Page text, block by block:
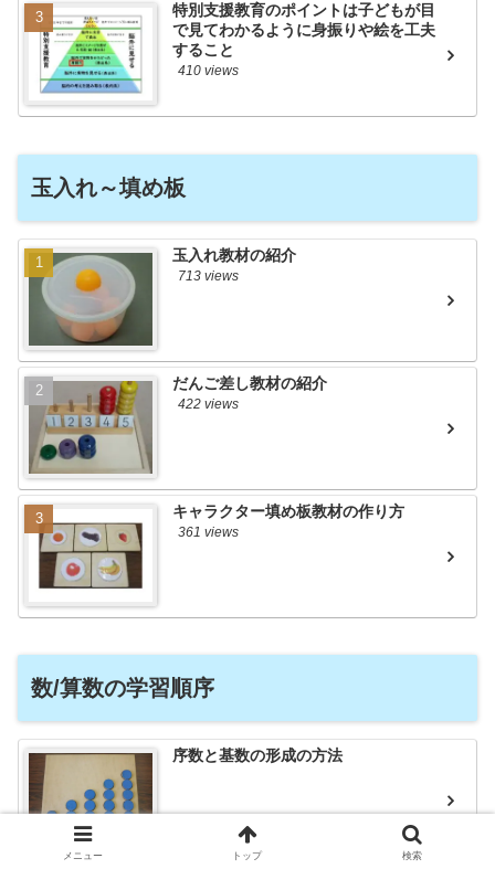
特別支援教育のポイントは子どもが目
で見てわかるように身振りや絵を工夫
すること
410 views
玉入れ～填め板
玉入れ教材の紹介
713 views
だんご差し教材の紹介
422 views
キャラクター填め板教材の作り方
361 views
数/算数の学習順序
序数と基数の形成の方法
メニュー トップ 検索